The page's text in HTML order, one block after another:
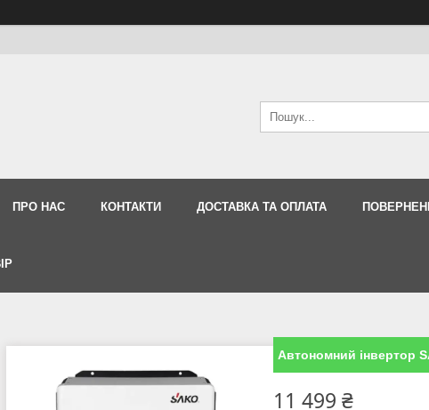
ПРО НАС КОНТАКТИ ДОСТАВКА ТА ОПЛАТА
Автономний інвертор
11 499 ₴